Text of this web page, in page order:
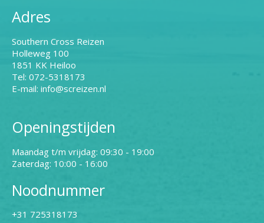
Adres
Southern Cross Reizen
Holleweg 100
1851 KK Heiloo
Tel: 072-5318173
E-mail: info@screizen.nl
Openingstijden
Maandag t/m vrijdag: 09:30 - 19:00
Zaterdag: 10:00 - 16:00
Noodnummer
+31 725318173